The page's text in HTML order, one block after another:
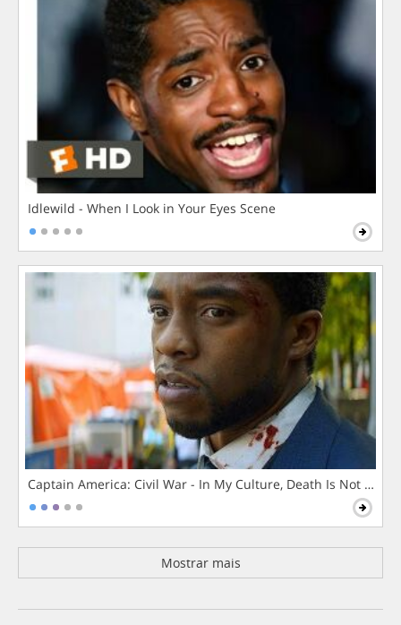
Idlewild - When I Look in Your Eyes Scene
Captain America: Civil War - In My Culture, Death Is Not The
Mostrar mais